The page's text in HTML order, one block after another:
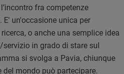
fra competenze
un'occasione unica per
o anche una semplice idea
in grado di stare sul
si svolga a Pavia, chiunque
mondo può partecipare.